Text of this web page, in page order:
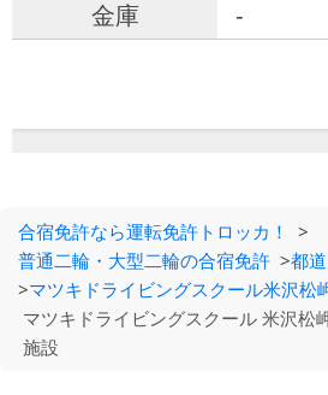
-
合宿免許なら運転免許トロッカ！
>
普通二輪・大型二輪の合宿免許 >都
>マツキドライビングスクール米沢松
マツキドライビングスクール 米沢松
施設